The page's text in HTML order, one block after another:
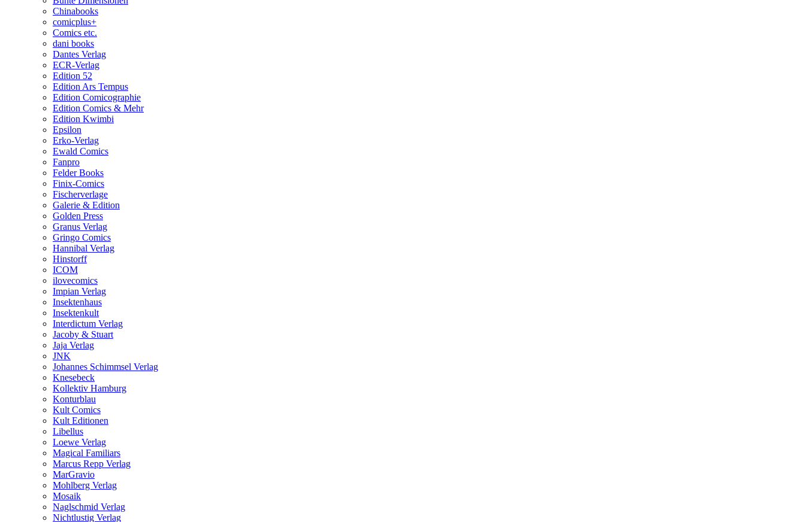
Chinabooks
comicplus+
Comics etc.
dani books
Dantes Verlag
ECR-Verlag
Edition 52
Edition Ars Tempus
Edition Comicographie
Edition Comics & Mehr
Edition Kwimbi
Epsilon
Erko-Verlag
Ewald Comics
Fanpro
Felder Books
Finix-Comics
Fischerverlage
Galerie & Edition
Golden Press
Granus Verlag
Gringo Comics
Hannibal Verlag
Hinstorff
ICOM
ilovecomics
Impian Verlag
Insektenhaus
Insektenkult
Interdictum Verlag
Jacoby & Stuart
Jaja Verlag
JNK
Johannes Schimmsel Verlag
Knesebeck
Kollektiv Hamburg
Konturblau
Kult Comics
Kult Editionen
Libellus
Loewe Verlag
Magical Familiars
Marcus Repp Verlag
MarGravio
Mohlberg Verlag
Mosaik
Naglschmid Verlag
Nichtlustig Verlag